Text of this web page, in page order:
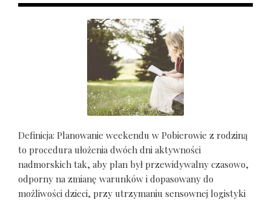
Definicja: Planowanie weekendu w Pobierowie z rodziną
to procedura ułożenia dwóch dni aktywności
nadmorskich tak, aby plan był przewidywalny czasowo,
odporny na zmianę warunków i dopasowany do
możliwości dzieci, przy utrzymaniu sensownej logistyki